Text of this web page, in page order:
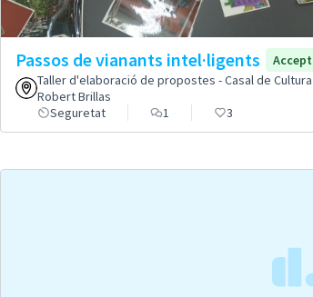
Passos de vianants intel·ligents
Taller d'elaboració de propostes - Casal de Cultura
Robert Brillas
Seguretat
1 3